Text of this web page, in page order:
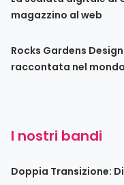
magazzino al web
Rocks Gardens
raccontata nel
I nostri bandi
Doppia Transizione: